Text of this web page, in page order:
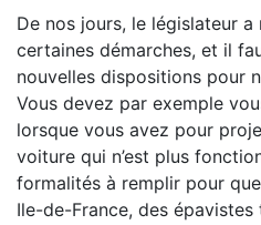
De nos jours, le législateur
certaines démarches, et il
nouvelles dispositions pour
Vous devez par exemple
lorsque vous avez pour
voiture qui n’est plus
formalités à remplir pour
Ile-de-France, des